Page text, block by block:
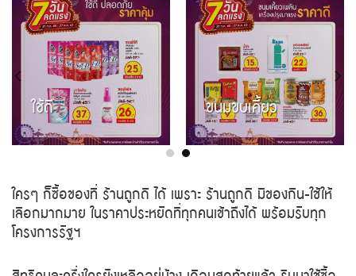
ใช้ดี ขนมขบเคี้ยว
ใครๆ ก็ซื้อของที่ ร้านถูกดี ได้ เพราะ ร้านถูกดี มีของกิน-ใช้ให้
เลือกมากมาย ในราคาประหยัดที่ทุกคนเข้าถึงได้ พร้อมรับทุก
โครงการรัฐฯ